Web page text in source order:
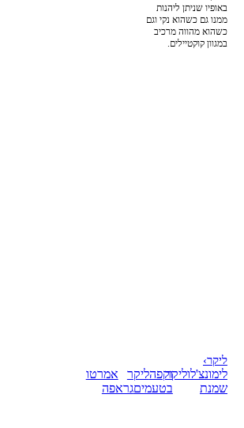
באופיו שניתן ליהנות
ממנו גם כשהוא נקי וגם
כשהוא מהווה מרכיב
במגוון קוקטיילים.
ליקר›
לימונצ'לוליקר
שמנת
וקפהליקר
בטעמיםגראפה
אמרטו